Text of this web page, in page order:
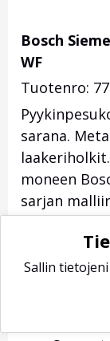
Bosch
WF
Tuotenro:
sarana.
moneen
sarjan
numerolla.
Sallin